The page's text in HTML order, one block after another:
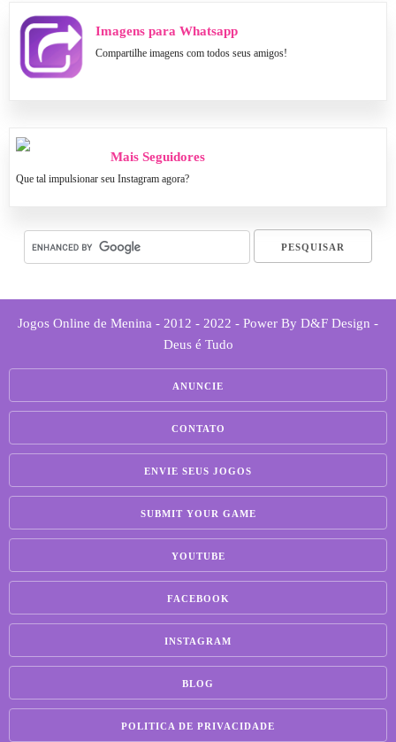
Imagens para Whatsapp
Compartilhe imagens com todos seus amigos!
Mais Seguidores
Que tal impulsionar seu Instagram agora?
Jogos Online de Menina - 2012 - 2022 - Power By D&F Design -
Deus é Tudo
ANUNCIE
CONTATO
ENVIE SEUS JOGOS
SUBMIT YOUR GAME
YOUTUBE
FACEBOOK
INSTAGRAM
BLOG
POLITICA DE PRIVACIDADE